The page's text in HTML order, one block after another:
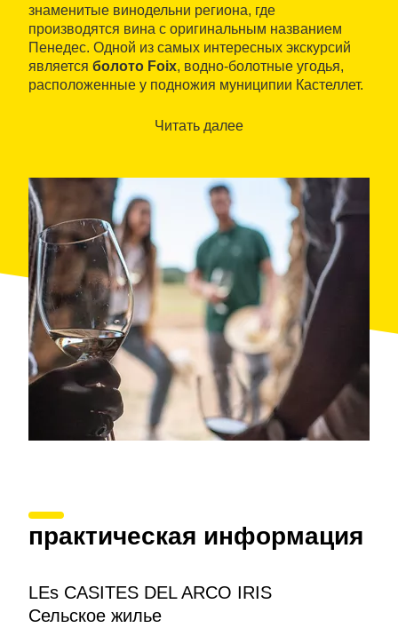
знаменитые винодельни региона, где
производятся вина с оригинальным названием
Пенедес. Одной из самых интересных экскурсий
является болото Foix, водно-болотные угодья,
расположенные у подножия муниципии Кастеллет.
на территории водохранилища Вы можете
Калафель, с прекрасными пляжами и оживленной
социальной и культурной жизнью, находятся всего
в нескольких минутах езды от отеля.
Читать далее
практическая информация
LEs CASITES DEL ARCO IRIS
Сельское жилье